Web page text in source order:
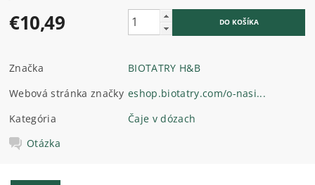
€10,49
Značka
BIOTATRY H&B
Webová stránka značky eshop.biotatry.com/o-nasi...
Kategória
Čaje v dózach
Otázka